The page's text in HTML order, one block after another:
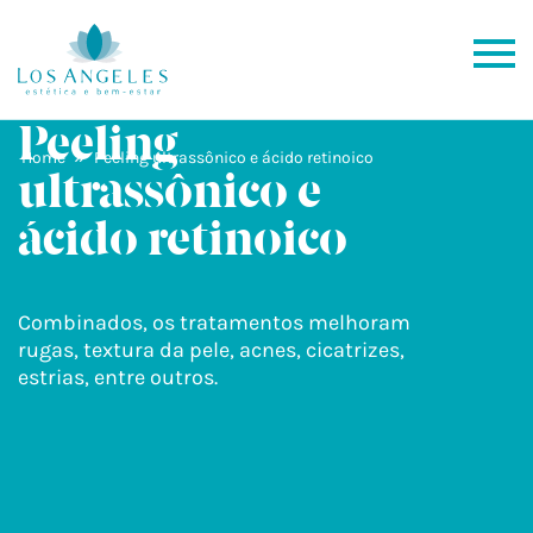
Home » Peeling ultrassônico e ácido retinoico
Peeling
ultrassônico e
ácido retinoico
Combinados, os tratamentos melhoram
rugas, textura da pele, acnes, cicatrizes,
estrias, entre outros.